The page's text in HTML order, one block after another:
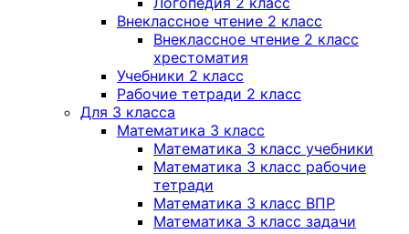
Внеклассное чтение 2 класс
Внеклассное чтение 2 класс
хрестоматия
Учебники 2 класс
Рабочие тетради 2 класс
Для 3 класса
Математика 3 класс
Математика 3 класс учебники
Математика 3 класс рабочие
тетради
Математика 3 класс ВПР
Математика 3 класс задачи